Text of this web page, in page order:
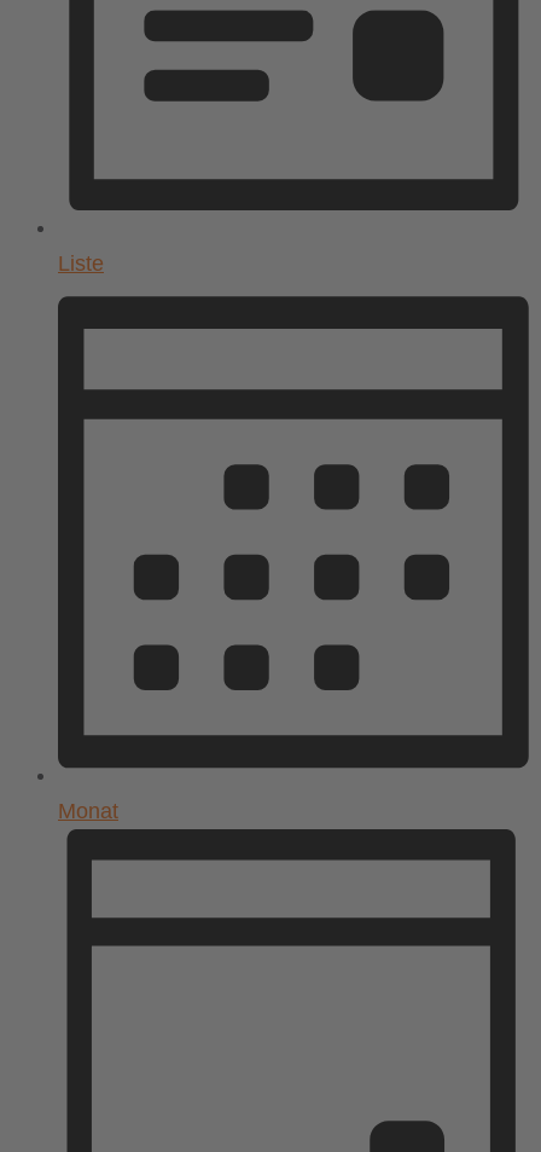
Liste
Monat